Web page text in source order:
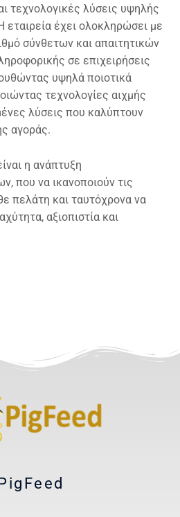
τεχνολογικές λύσεις υψηλής
εταιρεία έχει ολοκληρώσει με
σύνθετων και απαιτητικών
σε επιχειρήσεις
υψηλά ποιοτικά
τεχνολογίες αιχμής
λύσεις που καλύπτουν
αγοράς.
η ανάπτυξη
που να ικανοποιούν τις
πελάτη και ταυτόχρονα να
αξιοπιστία και